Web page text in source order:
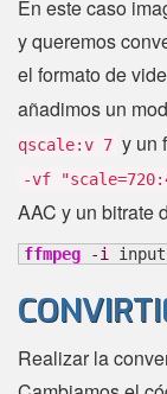
En este caso
y queremos
el formato de
añadimos un
qscale:v 7 y un
-vf
AAC y un bitrate
ffmpeg -i
Realizar la